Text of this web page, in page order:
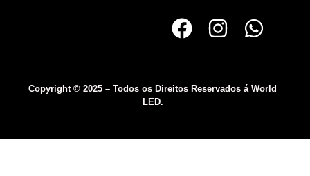
Copyright © 2025 – Todos os Direitos Reservados á World
LED.